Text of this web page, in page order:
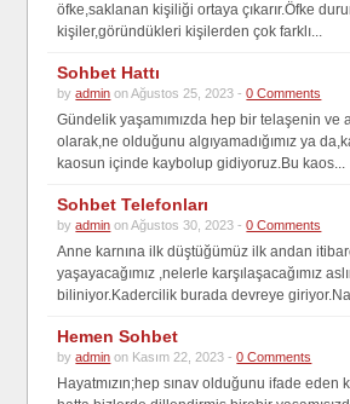
öfke,saklanan kişiliği ortaya çıkarır.Öfke
kişiler,göründükleri kişilerden çok farklı...
Sohbet Hattı
byadmin on Ağustos 25, 2023 -0 Comments
Gündelik yaşamımızda hep bir telaşenin ve
olarak,ne olduğunu algıyamadığımız ya
kaosun içinde kaybolup gidiyoruz.Bu kaos...
Sohbet Telefonları
byadmin on Ağustos 30, 2023 -0 Comments
Anne karnına ilk düştüğümüz ilk andan
yaşayacağımız ,nelerle karşılaşacağımız
biliniyor.Kadercilik burada devreye
Hemen Sohbet
byadmin on Kasım 22, 2023 -0 Comments
Hayatmızın;hep sınav olduğunu ifade eden